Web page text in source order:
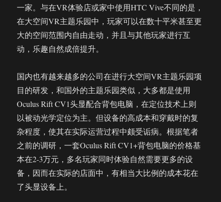
干
货
记
录：
发
告
创
为
CP
变
现
带
来
新
思
路
一家。与在VR体验店或家中使用HTC Vive不同的是，
在大空间VR主题乐园中，玩家可以在数十平米甚至更
大的空间范围内自由走动，并且与其他玩家进行互
动，乐趣自然成倍提升。
国内也有越来越多的公司在进行大空间VR主题乐园项
目的研发，和国外的主题乐园类似，大多都是使用
Oculus Rift CV1头显配合背包电脑，在定位技术上则
以被动光学定位为主。但设备的高成本和穿戴时的复
杂程度，使其在实际运营过程中颇受诟病。根据笔者
之前的调研，一套Oculus Rift CV1+背包电脑的价格基
本在2-3万元，多名玩家同时体验自然需要更多的设
备，因而在实际的店面中，有相当大比例的成本花在
了头显设备上。